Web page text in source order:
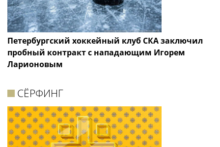
Петербургский хоккейный клуб СКА заключил
пробный контракт с нападающим Игорем
Ларионовым
СЁРФИНГ